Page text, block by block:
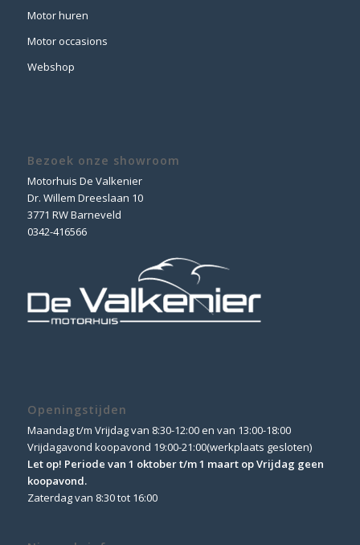
Motor huren
Motor occasions
Webshop
Bezoek onze showroom
Motorhuis De Valkenier
Dr. Willem Dreeslaan 10
3771 RW Barneveld
0342-416566
Openingstijden
Maandag t/m Vrijdag van 8:30-12:00 en van 13:00-18:00
Vrijdagavond koopavond 19:00-21:00(werkplaats gesloten)
Let op! Periode van 1 oktober t/m 1 maart op Vrijdag geen
koopavond.
Zaterdag van 8:30 tot 16:00